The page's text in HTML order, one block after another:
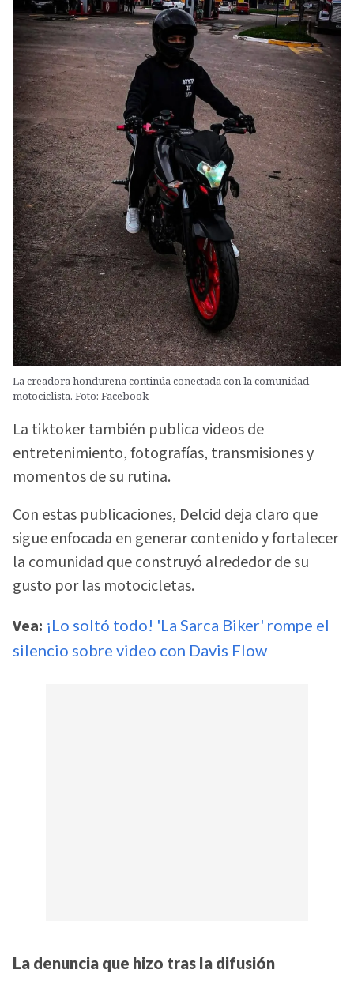
La creadora hondureña continúa conectada con la comunidad
motociclista. Foto: Facebook
La tiktoker también publica videos de
entretenimiento, fotografías, transmisiones y
momentos de su rutina.
Con estas publicaciones, Delcid deja claro que
sigue enfocada en generar contenido y fortalecer
la comunidad que construyó alrededor de su
gusto por las motocicletas.
Vea: ¡Lo soltó todo! 'La Sarca Biker' rompe el
silencio sobre video con Davis Flow
La denuncia que hizo tras la difusión